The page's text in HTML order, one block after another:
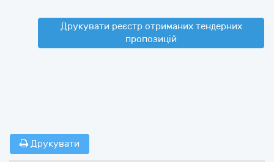
Друкувати реєстр отриманих тендерних
пропозицій
Друкувати